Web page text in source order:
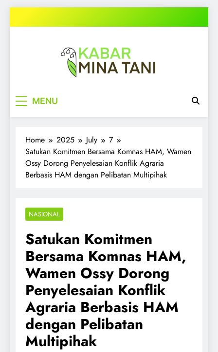
to
MENU
Home 2025 July
7
Satukan Komitmen Bersama Komnas HAM, Wamen
Ossy Dorong Penyelesaian Konflik Agraria
Berbasis HAM dengan Pelibatan Multipihak
NASIONAL
Satukan Komitmen
Bersama Komnas HAM,
Wamen Ossy Dorong
Penyelesaian Konflik
Agraria Berbasis HAM
dengan Pelibatan
Multipihak